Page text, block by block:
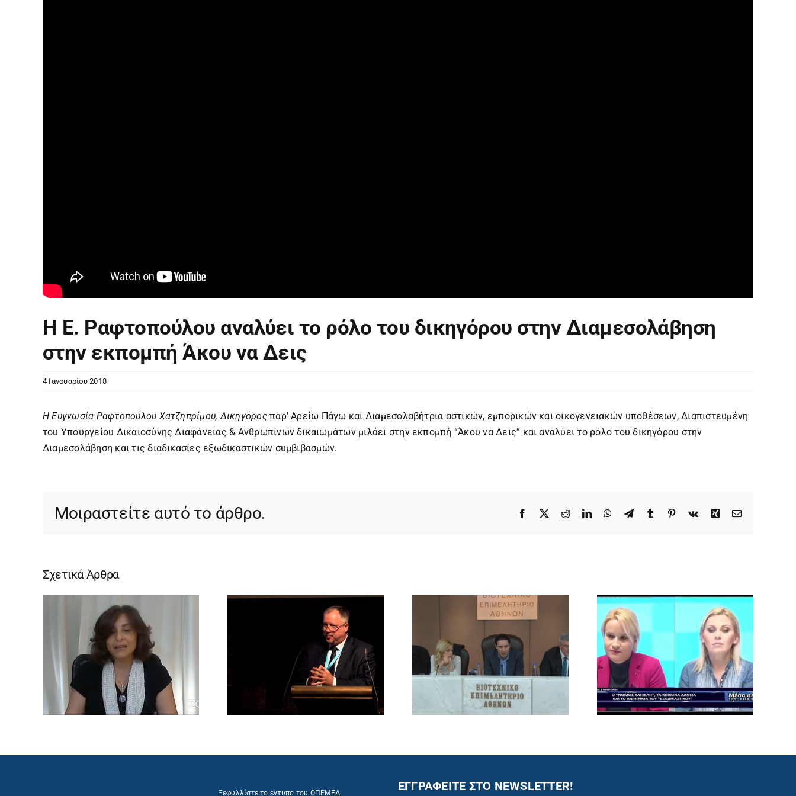
H Ε. Ραφτοπούλου αναλύει το ρόλο του δικηγόρου στην Διαμεσολάβηση
στην εκπομπή Άκου να Δεις
4 Ιανουαρίου 2018
Η Ευγνωσία Ραφτοπούλου Χατζηπρίμου, Δικηγόροςπαρ’ Αρείω Πάγω και Διαμεσολαβήτρια αστικών, εμπορικών και οικογενειακών υποθέσεων, Διαπιστευμένη
του Υπουργείου Δικαιοσύνης Διαφάνειας & Ανθρωπίνων δικαιωμάτων μιλάει στην εκπομπή “Άκου να Δεις” και αναλύει το ρόλο του δικηγόρου στην
Διαμεσολάβηση και τις διαδικασίες εξωδικαστικών συμβιβασμών.
Μοιραστείτε αυτό το άρθρο. Facebook
X RedditLinkedInWhatsApp
TelegramTumblr Pinterest
Vk Xing Email
Σχετικά Άρθρα
Ξεφυλλίστε το έντυπο του ΟΠΕΜΕΔ.
ΕΓΓΡΑΦΕΙΤΕ ΣΤΟ NEWSLETTER!